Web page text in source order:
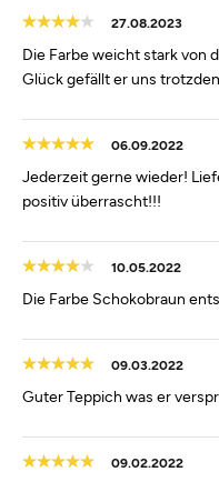
27.08.2023
Die Farbe weicht stark von
Glück gefällt er uns
06.09.2022
Jederzeit gerne wieder!
positiv überrascht!!!
10.05.2022
Die Farbe Schokobraun
09.03.2022
Guter Teppich was er
09.02.2022